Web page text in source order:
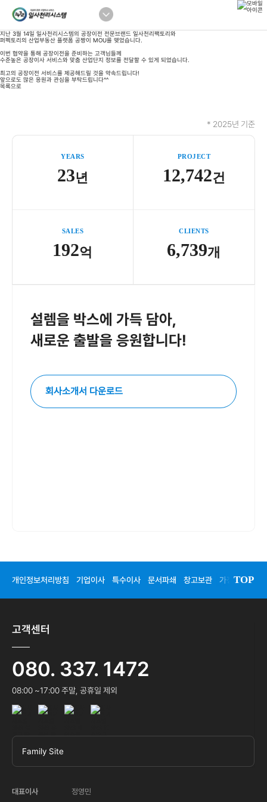
일사천리팩토리 X 공짱 MOU(업무제휴협약) 체결
등록일2024. 05. 02
조회수1019
지난 3월 14일 일사천리시스템의 공장이전 전문브랜드 일사천리팩토리와
퍼펙토리의 산업부동산 플랫폼 공짱이 MOU를 맺었습니다.
이번 협약을 통해 공장이전을 준비하는 고객님들께
수준높은 공장이사 서비스와 맞춤 산업단지 정보를 전달할 수 있게 되었습니다.
최고의 공장이전 서비스를 제공해드릴 것을 약속드립니다!
앞으로도 많은 응원과 관심을 부탁드립니다^^
목록으로
* 2025년 기준
YEARS
23년
PROJECT
12,742건
SALES
192억
CLIENTS
6,739개
설렘을 박스에 가득 담아,
새로운 출발을 응원합니다!
회사소개서 다운로드
개인정보처리방침 기업이사 특수이사 문서파쇄 창고보관 가정이사
TOP
고객센터
080. 337. 1472
08:00 ~17:00 주말, 공휴일 제외
Family Site
대표이사 정영민